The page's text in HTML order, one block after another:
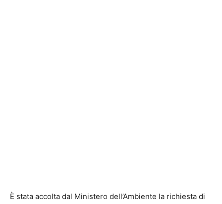
È stata accolta dal Ministero dell’Ambiente la richiesta di